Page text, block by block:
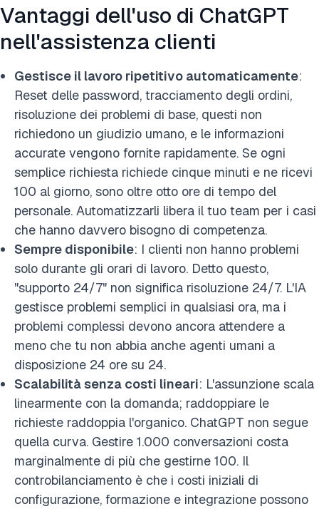
Vantaggi dell'uso di ChatGPT
nell'assistenza clienti
Gestisce il lavoro ripetitivo automaticamente:
Reset delle password, tracciamento degli ordini,
risoluzione dei problemi di base, questi non
richiedono un giudizio umano, e le informazioni
accurate vengono fornite rapidamente. Se ogni
semplice richiesta richiede cinque minuti e ne ricevi
100 al giorno, sono oltre otto ore di tempo del
personale. Automatizzarli libera il tuo team per i casi
che hanno davvero bisogno di competenza.
Sempre disponibile: I clienti non hanno problemi
solo durante gli orari di lavoro. Detto questo,
"supporto 24/7" non significa risoluzione 24/7. L'IA
gestisce problemi semplici in qualsiasi ora, ma i
problemi complessi devono ancora attendere a
meno che tu non abbia anche agenti umani a
disposizione 24 ore su 24.
Scalabilità senza costi lineari: L'assunzione scala
linearmente con la domanda; raddoppiare le
richieste raddoppia l'organico. ChatGPT non segue
quella curva. Gestire 1.000 conversazioni costa
marginalmente di più che gestirne 100. Il
controbilanciamento è che i costi iniziali di
configurazione, formazione e integrazione possono